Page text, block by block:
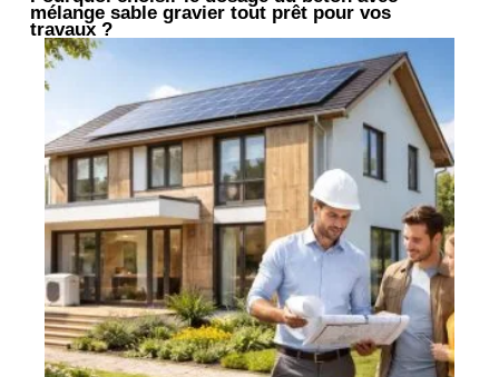
mélange sable gravier tout prêt pour vos
travaux ?